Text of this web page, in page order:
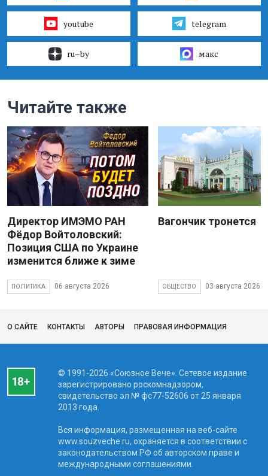
youtube telegram
ru–by макс
Читайте также
Директор ИМЭМО РАН
Фёдор Войтоловский:
Позиция США по Украине
изменится ближе к зиме
ПОЛИТИКА 06 августа 2026
Вагончик тронется
ОБЩЕСТВО 03 августа 2026
О САЙТЕ КОНТАКТЫ АВТОРЫ ПРАВОВАЯ ИНФОРМАЦИЯ
© 1991-2026 «Союзное Вече». Сетевое издание
зарегистрировано роскомнадзором,
свидетельство эл № фc77-52606 от 25 января
2013 года.
Вся информация, размещенная на веб-сайте
www.souzveche.ru, охраняется в соответствии с
законодательством РФ об авторском праве и
международными соглашениями.